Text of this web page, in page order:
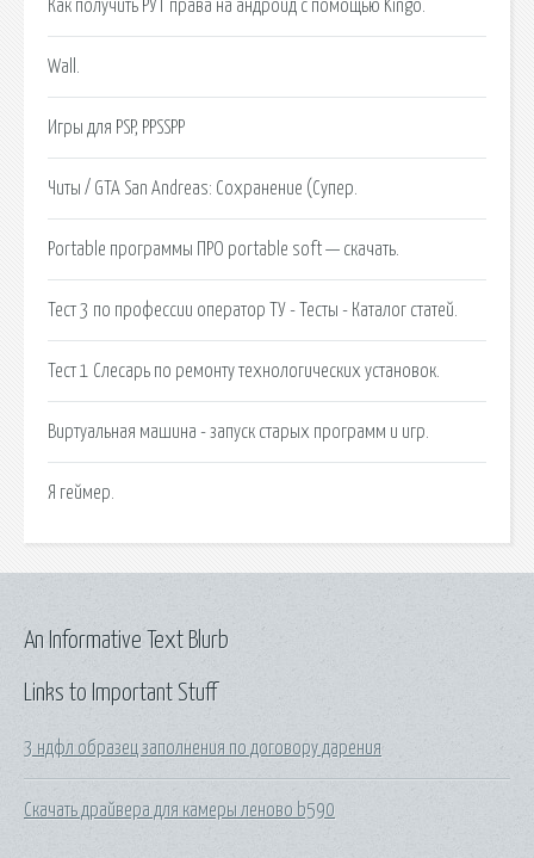
Как получить РУТ права на андроид с помощью Kingo.
Wall.
Игры для PSP, PPSSPP
Читы / GTA San Andreas: Сохранение (Супер.
Portable программы ПРО portable soft — скачать.
Тест 3 по профессии оператор ТУ - Тесты - Каталог статей.
Тест 1 Слесарь по ремонту технологических установок.
Виртуальная машина - запуск старых программ и игр.
Я геймер.
Links to Important Stuff
3 ндфл образец заполнения по договору дарения
Скачать драйвера для камеры леново b590
An Informative Text Blurb